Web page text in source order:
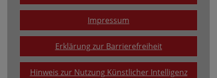
Impressum
Erklärung zur Barrierefreiheit
Hinweis zur Nutzung Künstlicher Intelligenz